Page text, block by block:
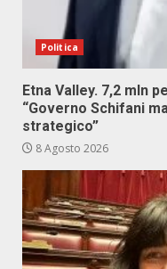
Politica
Etna Valley. 7,2 mln
“Governo Schifani
strategico”
8 Agosto 2026